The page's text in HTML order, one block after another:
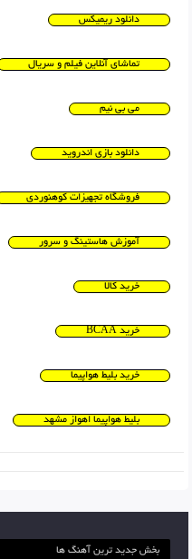
دانلود ریمیکس
تماشای آنلاین فیلم و سریال
می بی نیم
دانلود بازی اندروید
فروشگاه تجهیزات کوهنوردی
آموزش هاستینگ و سرور
خرید کالا
خرید BCAA
خرید بلیط هواپیما
بلیط هواپیما اهواز مشهد
بخش جدید ترین آهنگ ها